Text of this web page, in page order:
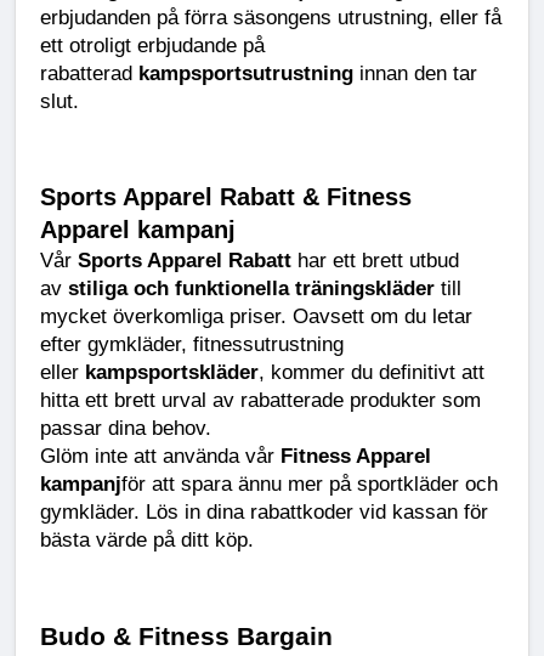
erbjudanden på förra säsongens utrustning, eller få
ett otroligt erbjudande på
rabatterad kampsportsutrustning innan den tar
slut.
Sports Apparel Rabatt & Fitness
Apparel kampanj
Vår Sports Apparel Rabatt har ett brett utbud
av stiliga och funktionella träningskläder till
mycket överkomliga priser. Oavsett om du letar
efter gymkläder, fitnessutrustning
eller kampsportskläder, kommer du definitivt att
hitta ett brett urval av rabatterade produkter som
passar dina behov.
Glöm inte att använda vår Fitness Apparel
kampanjför att spara ännu mer på sportkläder och
gymkläder. Lös in dina rabattkoder vid kassan för
bästa värde på ditt köp.
Budo & Fitness Bargain